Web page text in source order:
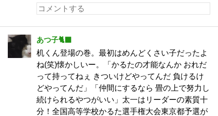
あつ子🐈‍⬛
机くん登場の巻。最初はめんどくさい子だったよ
ね(笑)懐かしいー。「かるたの才能なんか おれだ
って持ってねぇ きついけどやってんだ 負けるけ
どやってんだ」「仲間にするなら 畳の上で努力し
続けられるやつがいい」太一はリーダーの素質十
分！全国高等学校かるた選手権大会東京都予選が